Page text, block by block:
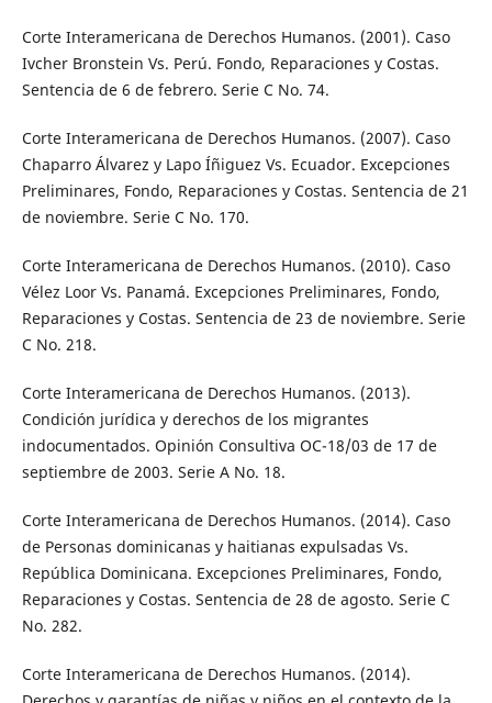
Corte Interamericana de Derechos Humanos. (2001). Caso
Ivcher Bronstein Vs. Perú. Fondo, Reparaciones y Costas.
Sentencia de 6 de febrero. Serie C No. 74.
Corte Interamericana de Derechos Humanos. (2007). Caso
Chaparro Álvarez y Lapo Íñiguez Vs. Ecuador. Excepciones
Preliminares, Fondo, Reparaciones y Costas. Sentencia de 21
de noviembre. Serie C No. 170.
Corte Interamericana de Derechos Humanos. (2010). Caso
Vélez Loor Vs. Panamá. Excepciones Preliminares, Fondo,
Reparaciones y Costas. Sentencia de 23 de noviembre. Serie
C No. 218.
Corte Interamericana de Derechos Humanos. (2013).
Condición jurídica y derechos de los migrantes
indocumentados. Opinión Consultiva OC-18/03 de 17 de
septiembre de 2003. Serie A No. 18.
Corte Interamericana de Derechos Humanos. (2014). Caso
de Personas dominicanas y haitianas expulsadas Vs.
República Dominicana. Excepciones Preliminares, Fondo,
Reparaciones y Costas. Sentencia de 28 de agosto. Serie C
No. 282.
Corte Interamericana de Derechos Humanos. (2014).